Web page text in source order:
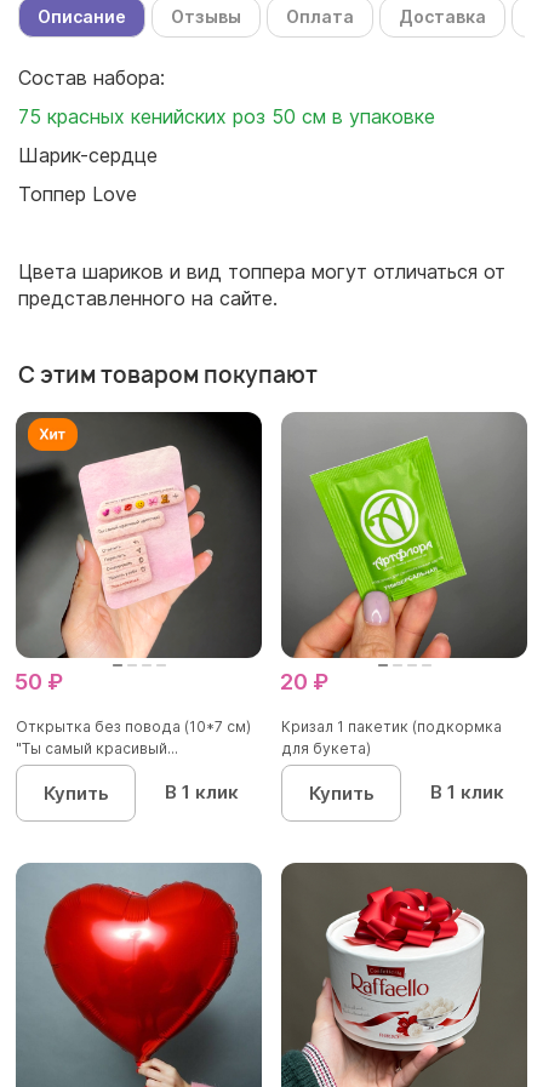
Описание Отзывы Оплата Доставка
Состав набора:
75 красных кенийских роз 50 см в упаковке
Шарик-сердце
Топпер Love
Цвета шариков и вид топпера могут отличаться от
представленного на сайте.
С этим товаром покупают
50 ₽
Открытка без повода (10*7 см)
"Ты самый красивый...
Купить В 1 клик
20 ₽
Кризал 1 пакетик (подкормка
для букета)
Купить В 1 клик